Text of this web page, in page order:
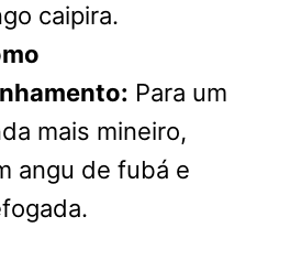
caipira.
Para um
mais mineiro,
angu de fubá e